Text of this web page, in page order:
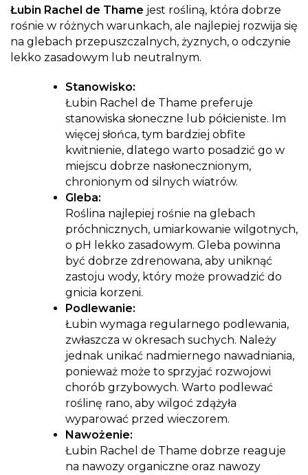
Łubin Rachel de Thame jest rośliną, która dobrze
rośnie w różnych warunkach, ale najlepiej rozwija się
na glebach przepuszczalnych, żyznych, o odczynie
lekko zasadowym lub neutralnym.
Stanowisko:
Łubin Rachel de Thame preferuje
stanowiska słoneczne lub półcieniste. Im
więcej słońca, tym bardziej obfite
kwitnienie, dlatego warto posadzić go w
miejscu dobrze nasłonecznionym,
chronionym od silnych wiatrów.
Gleba:
Roślina najlepiej rośnie na glebach
próchnicznych, umiarkowanie wilgotnych,
o pH lekko zasadowym. Gleba powinna
być dobrze zdrenowana, aby uniknąć
zastoju wody, który może prowadzić do
gnicia korzeni.
Podlewanie:
Łubin wymaga regularnego podlewania,
zwłaszcza w okresach suchych. Należy
jednak unikać nadmiernego nawadniania,
ponieważ może to sprzyjać rozwojowi
chorób grzybowych. Warto podlewać
roślinę rano, aby wilgoć zdążyła
wyparować przed wieczorem.
Nawożenie:
Łubin Rachel de Thame dobrze reaguje
na nawozy organiczne oraz nawozy